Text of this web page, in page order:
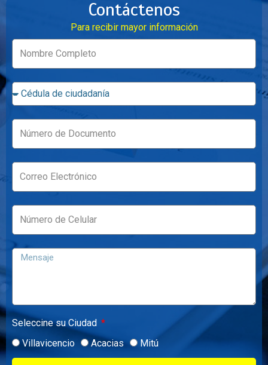
Contáctenos
Para recibir mayor información
Seleccine su Ciudad
Villavicencio
Acacias Mitú